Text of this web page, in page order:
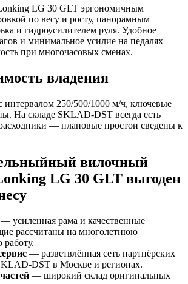
LG 30 GLT эргономичным
по весу и росту, панорамным
и гидроусилителем руля. Удобное
и минимальное усилие на педалях
при многочасовых сменах.
владения
интервалом 250/500/1000 м/ч, ключевые
На складе SKLAD‑DST всегда есть
— плановые простои сведены к
вилочный
LG 30 GLT выгоден
— усиленная рама и качественные
рассчитаны на многолетнюю
— разветвлённая сеть партнёрских
в Москве и регионах.
— широкий склад оригинальных